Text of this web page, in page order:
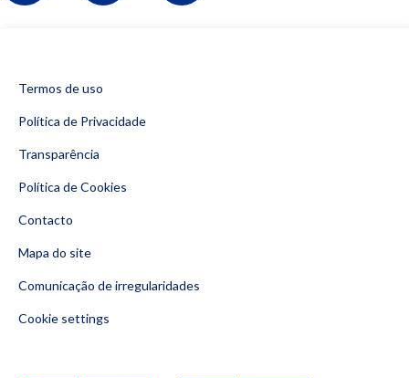
Termos de uso
Política de Privacidade
Transparência
Política de Cookies
Contacto
Mapa do site
Comunicação de irregularidades
Cookie settings